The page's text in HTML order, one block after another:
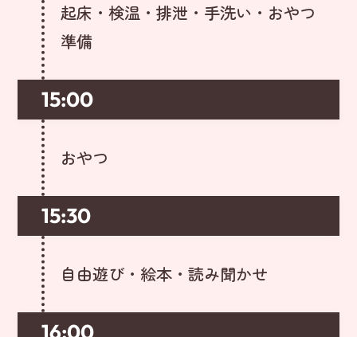
起床・検温・排泄・手洗い・おやつ
準備
15:00
おやつ
15:30
自由遊び・絵本・読み聞かせ